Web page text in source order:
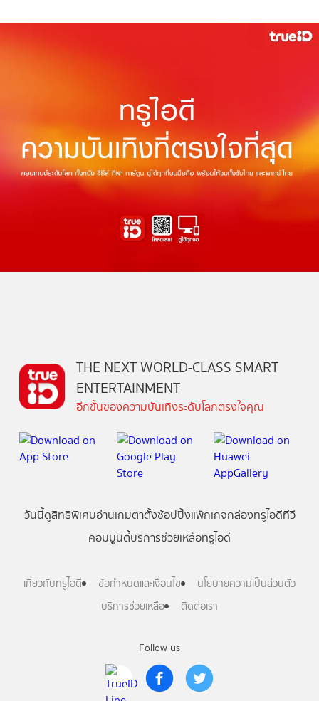
Follow us
THE NEXT WORLD-CLASS SMART
ENTERTAINMENT
อีกขั้นของความบันเทิงระดับโลกตรงใจคุณ
วันนี้ดูสิทธิพิเศษอ่านเกมตาตั้งช้อปปิ้งแพ็กเกจกล่องทรูไอดีทีวี
คอมมูนิตี้บริการช่วยเหลือทรูไอดี
เกี่ยวกับทรูไอดี ข้อกำหนดและเงื่อนไข
นโยบายความเป็นส่วนตัว
บริการช่วยเหลือ
ติดต่อเรา